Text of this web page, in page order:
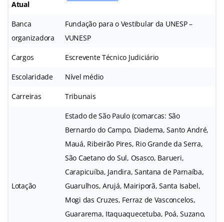
Atual
Banca
organizadora
Fundação para o Vestibular da UNESP –
VUNESP
Cargos Escrevente Técnico Judiciário
Escolaridade Nível médio
Carreiras Tribunais
Lotação
Estado de São Paulo (comarcas: São
Bernardo do Campo, Diadema, Santo André,
Mauá, Ribeirão Pires, Rio Grande da Serra,
São Caetano do Sul, Osasco, Barueri,
Carapicuíba, Jandira, Santana de Parnaíba,
Guarulhos, Arujá, Mairiporã, Santa Isabel,
Mogi das Cruzes, Ferraz de Vasconcelos,
Guararema, Itaquaquecetuba, Poá, Suzano,